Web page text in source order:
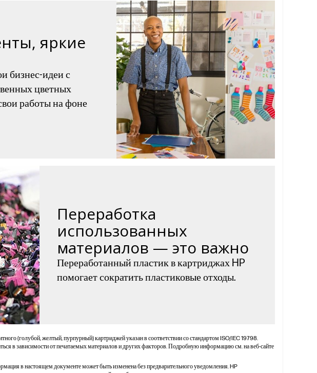
яркие
бизнес-идеи с
цветных
работы на фоне
Переработка
использованных
материалов — это важно
Переработанный пластик в картриджах HP
помогает сократить пластиковые отходы.
(голубой, желтый, пурпурный) картриджей указан в соответствии со стандартом ISO/IEC 19798.
в зависимости от печатаемых материалов и других факторов. Подробную информацию см. на веб-сайте
в настоящем документе может быть изменена без предварительного уведомления. HP